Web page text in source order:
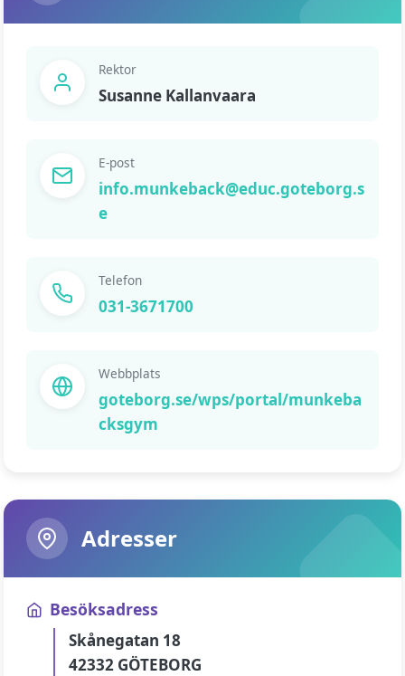
Rektor
Susanne Kallanvaara
E-post
info.munkeback@educ.goteborg.s
e
Telefon
031-3671700
Webbplats
goteborg.se/wps/portal/munkeba
cksgym
Adresser
Besöksadress
Skånegatan 18
42332 GÖTEBORG